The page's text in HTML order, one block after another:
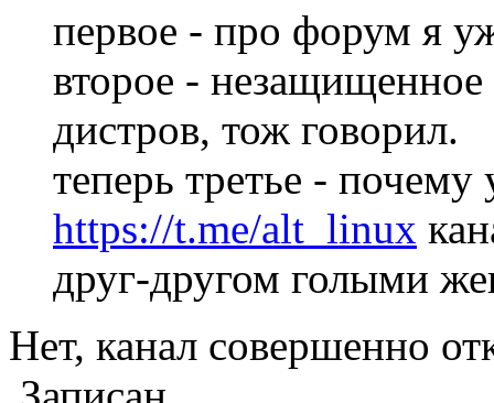
первое - про форум я
второе - незащищенное
дистров, тож говорил.
теперь третье - почему
https://t.me/alt_linux
друг-другом голыми
Нет, канал совершенно